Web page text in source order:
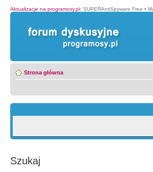
Aktualizacje na programosy.pl: SUPERAntiSpyware Free •
Strona główna
Szukaj